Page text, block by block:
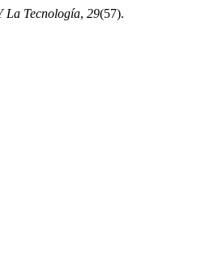
La Tecnología, 29(57).